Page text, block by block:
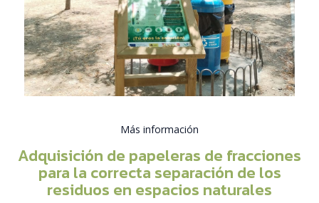
Más información
Adquisición de papeleras de fracciones
para la correcta separación de los
residuos en espacios naturales